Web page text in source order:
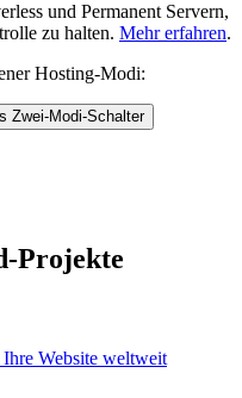
und Permanent Servern,
zu halten. Mehr erfahren.
Hosting-Modi:
Zwei-Modi-Schalter
Projekte
Website weltweit